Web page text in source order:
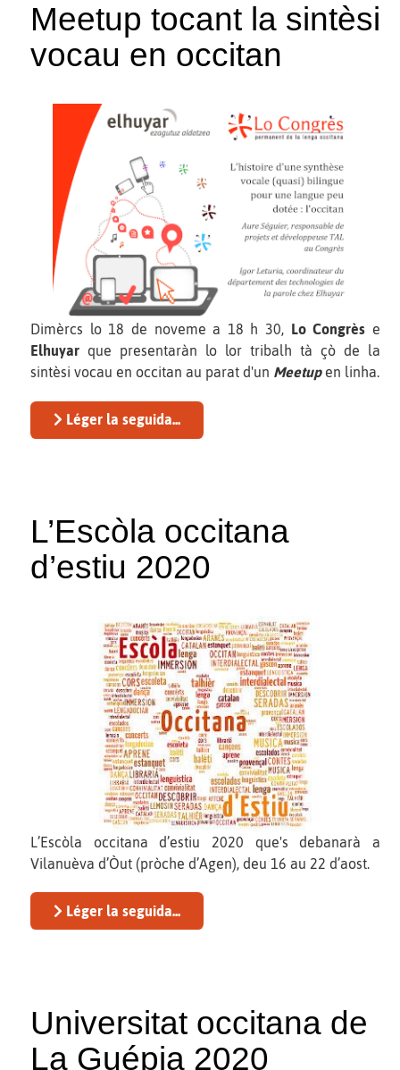
Meetup tocant la sintèsi
vocau en occitan
Dimèrcs lo 18 de noveme a 18 h 30, Lo Congrès e
Elhuyar que presentaràn lo lor tribalh tà çò de la
sintèsi vocau en occitan au parat d'un Meetup en linha.
Léger la seguida...
L’Escòla occitana
d’estiu 2020
L’Escòla occitana d’estiu 2020 que's debanarà a
Vilanuèva d’Òut (pròche d’Agen), deu 16 au 22 d’aost.
Léger la seguida...
Universitat occitana de
La Guépia 2020